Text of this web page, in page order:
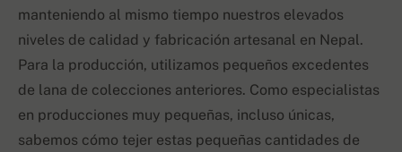
manteniendo al mismo tiempo nuestros elevados
niveles de calidad y fabricación artesanal en Nepal.
Para la producción, utilizamos pequeños excedentes
de lana de colecciones anteriores. Como especialistas
en producciones muy pequeñas, incluso únicas,
sabemos cómo tejer estas pequeñas cantidades de